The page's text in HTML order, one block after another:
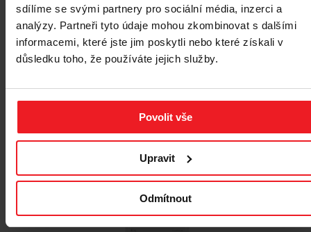
sdílíme se svými partnery pro sociální média, inzerci a
analýzy. Partneři tyto údaje mohou zkombinovat s dalšími
informacemi, které jste jim poskytli nebo které získali v
důsledku toho, že používáte jejich služby.
Povolit vše
Upravit
Odmítnout
Nové Cenový hit